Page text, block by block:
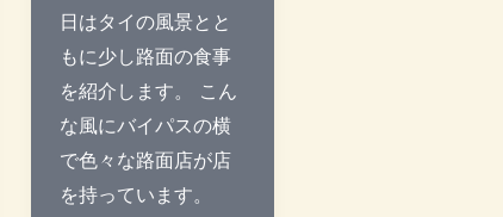
日はタイの風景とと
もに少し路面の食事
を紹介します。 こん
な風にバイパスの横
で色々な路面店が店
を持っています。